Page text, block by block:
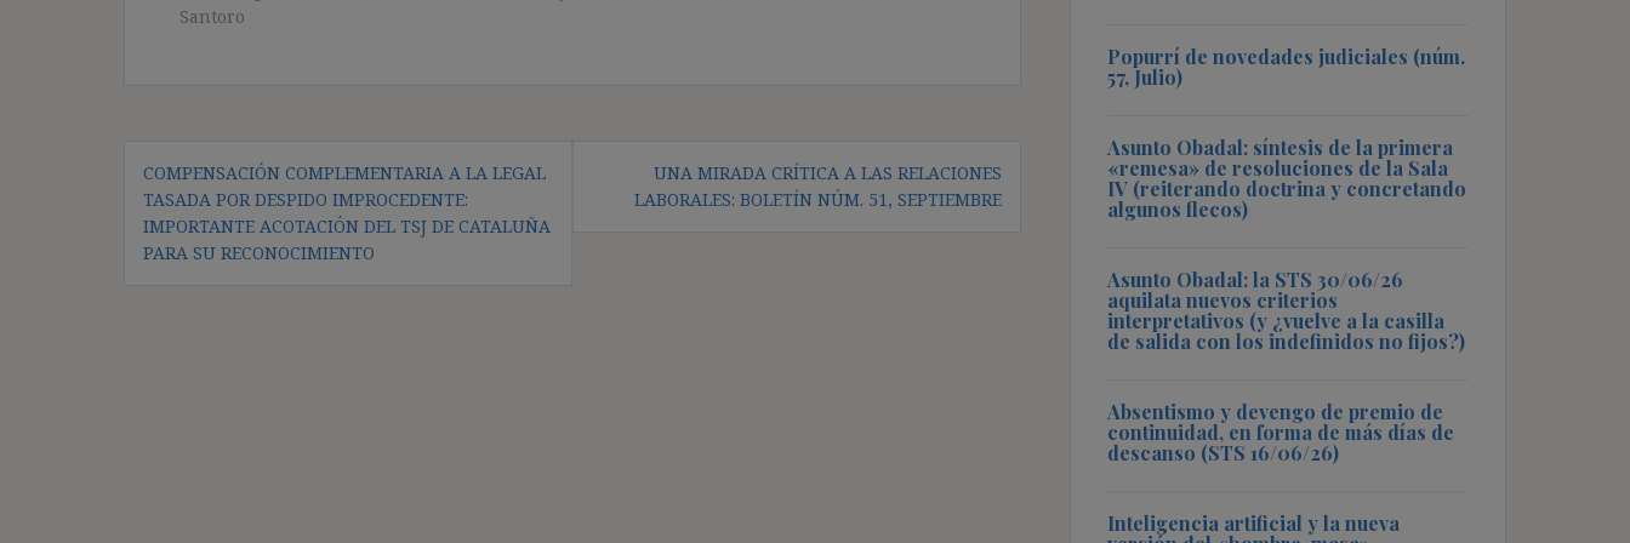
Santoro
Navegación
de
entradas
COMPENSACIÓN COMPLEMENTARIA A LA LEGAL
TASADA POR DESPIDO IMPROCEDENTE:
IMPORTANTE ACOTACIÓN DEL TSJ DE CATALUÑA
PARA SU RECONOCIMIENTO
UNA MIRADA CRÍTICA A LAS RELACIONES
LABORALES: BOLETÍN NÚM. 51, SEPTIEMBRE
Popurrí de novedades judiciales (núm.
57, Julio)
Asunto Obadal: síntesis de la primera
«remesa» de resoluciones de la Sala
IV (reiterando doctrina y concretando
algunos flecos)
Asunto Obadal: la STS 30/06/26
aquilata nuevos criterios
interpretativos (y ¿vuelve a la casilla
de salida con los indefinidos no fijos?)
Absentismo y devengo de premio de
continuidad, en forma de más días de
descanso (STS 16/06/26)
Inteligencia artificial y la nueva